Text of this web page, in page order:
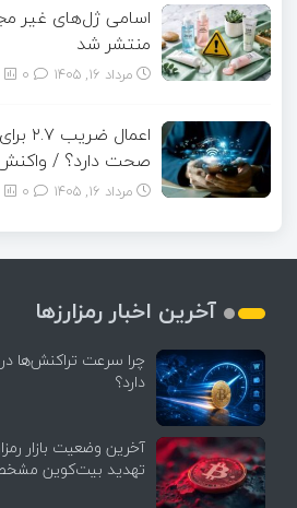
اسامی ژل‌های غیر
منتشر شد
مرداد ۱۶, ۱۴۰۵
صحت دارد؟ / واکنش
مرداد ۱۶, ۱۴۰۵
آخرین اخبار رمزارزها
چرا سرعت تراکنش‌ها
دارد؟
آخرین وضعیت بازار
تهدید بیت‌کوین